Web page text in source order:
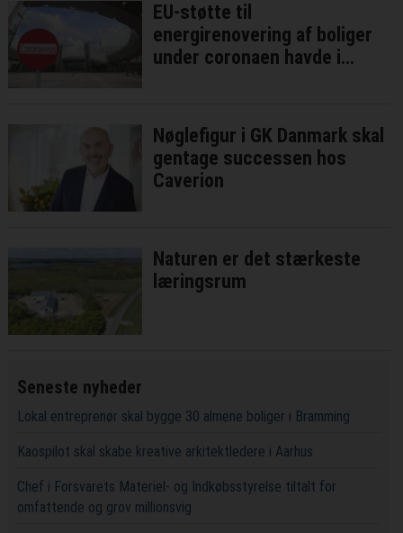
EU-støtte til
energirenovering af boliger
under coronaen havde i
Nøglefigur i GK Danmark skal
gentage successen hos
Caverion
Naturen er det stærkeste
læringsrum
Seneste nyheder
Lokal entreprenør skal bygge 30 almene boliger i Bramming
Kaospilot skal skabe kreative arkitektledere i Aarhus
Chef i Forsvarets Materiel- og Indkøbsstyrelse tiltalt for
omfattende og grov millionsvig